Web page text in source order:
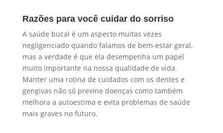
Razões para você cuidar do sorriso
A saúde bucal é um aspecto muitas vezes
negligenciado quando falamos de bem-estar geral,
mas a verdade é que ela desempenha um papel
muito importante na nossa qualidade de vida.
Manter uma rotina de cuidados com os dentes e
gengivas não só previne doenças como também
melhora a autoestima e evita problemas de saúde
mais graves no futuro.